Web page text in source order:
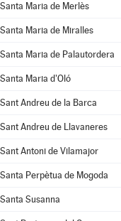
Santa Maria de Merlès
Santa Maria de Miralles
Santa Maria de Palautordera
Santa Maria d'Oló
Sant Andreu de la Barca
Sant Andreu de Llavaneres
Sant Antoni de Vilamajor
Santa Perpètua de Mogoda
Santa Susanna